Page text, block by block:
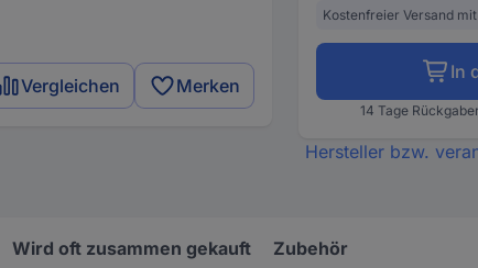
Vergleichen Merken
Kostenfreier Versand mit
In
14 Tage
Hersteller bzw.
Wird oft zusammen gekauft Zubehör